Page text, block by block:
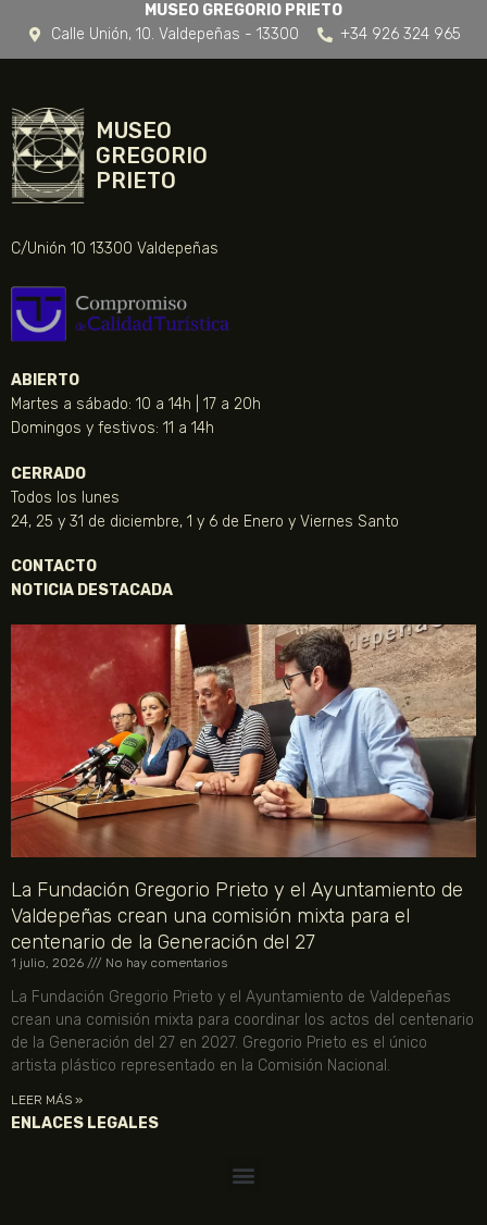
MUSEO GREGORIO PRIETO
Calle Unión, 10. Valdepeñas - 13300
+34 926 324 965
MUSEO
GREGORIO
PRIETO
C/Unión 10 13300 Valdepeñas
ABIERTO
Martes a sábado: 10 a 14h | 17 a 20h
Domingos y festivos: 11 a 14h
CERRADO
Todos los lunes
24, 25 y 31 de diciembre, 1 y 6 de Enero y Viernes Santo
CONTACTO
NOTICIA DESTACADA
La Fundación Gregorio Prieto y el Ayuntamiento de
Valdepeñas crean una comisión mixta para el
centenario de la Generación del 27
1 julio, 2026 No hay comentarios
La Fundación Gregorio Prieto y el Ayuntamiento de Valdepeñas
crean una comisión mixta para coordinar los actos del centenario
de la Generación del 27 en 2027. Gregorio Prieto es el único
artista plástico representado en la Comisión Nacional.
LEER MÁS »
ENLACES LEGALES